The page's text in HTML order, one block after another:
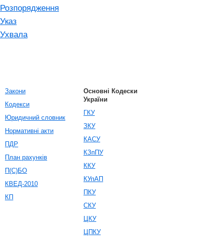
Розпорядження
Указ
Ухвала
Закони
Кодекси
Юридичний словник
Нормативні акти
ПДР
План рахунків
П(С)БО
КВЕД-2010
КП
Основні Кодески
України
ГКУ
ЗКУ
КАСУ
КЗпПУ
ККУ
КУпАП
ПКУ
СКУ
ЦКУ
ЦПКУ